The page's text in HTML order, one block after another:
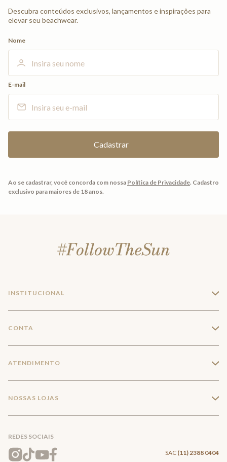
Descubra conteúdos exclusivos, lançamentos e inspirações para
elevar seu beachwear.
Nome
E-mail
Ao se cadastrar, você concorda com nossa Política de Privacidade. Cadastro
exclusivo para maiores de 18 anos.
INSTITUCIONAL +
Trabalhe conosco
Mapa do Site
CONTA +
Meus pedidos
Wishlist
ATENDIMENTO +
Entrega e Frete
NOSSAS LOJAS +
REDES SOCIAIS
SAC (11) 2388 0404